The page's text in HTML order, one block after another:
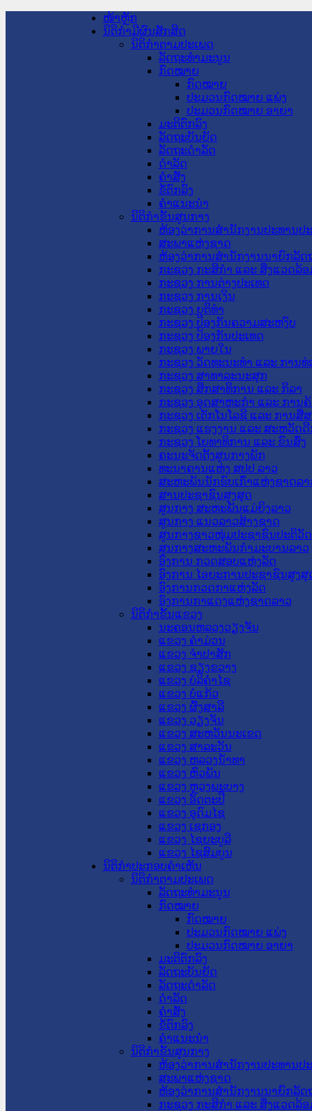
ໜ້າຫຼັກ
ນິຕິກໍາມີຜົນສັກສິດ
ນິຕິກໍາຕາມປະເພດ
ລັດຖະທໍາມະນູນ
ກົດໝາຍ
ກົດໝາຍ
ປະມວນກົດໝາຍ ແພ່ງ
ປະມວນກົດໝາຍ ອາຍາ
ມະຕິຕົກລົງ
ລັດຖະບັນຍັດ
ລັດຖະດໍາລັດ
ດໍາລັດ
ຄໍາສັ່ງ
ຂໍ້ຕົກລົງ
ຄໍາແນະນໍາ
ນິຕິກໍາຂັ້ນສູນກາງ
ຫ້ອງວ່າການສໍານັກງານປະທານປ
ສະພາແຫ່ງຊາດ
ຫ້ອງວ່າການສຳນັກງານນາຍົກລັດ
ກະຊວງ ກະສິກຳ ແລະ ສິ່ງແວດລ້ອ
ກະຊວງ ການຕ່າງປະເທດ
ກະຊວງ ການເງິນ
ກະຊວງ ຍຸຕິທໍາ
ກະຊວງ ປ້ອງກັນຄວາມສະຫງົບ
ກະຊວງ ປ້ອງກັນປະເທດ
ກະຊວງ ພາຍໃນ
ກະຊວງ ວັດທະນະທຳ ແລະ ການທ່
ກະຊວງ ສາທາລະນະສຸກ
ກະຊວງ ສຶກສາທິການ ແລະ ກິລາ
ກະຊວງ ອຸດສາຫະກຳ ແລະ ການຄ້
ກະຊວງ ເຕັກໂນໂລຊີ ແລະ ການສື່
ກະຊວງ ແຮງງານ ແລະ ສະຫວັດ
ກະຊວງ ໂຍທາທິການ ແລະ ຂົນສົ່ງ
ຄະນະຈັດຕັ້ງສູນກາງພັກ
ທະນາຄານແຫ່ງ ສປປ ລາວ
ສະຫະພັນນັກຮົບເກົ່າແຫ່ງຊາດລາ
ສານປະຊາຊົນສູງສຸດ
ສູນກາງ ສະຫະພັນແມ່ຍິງລາວ
ສູນກາງ ແນວລາວສ້າງຊາດ
ສູນກາງຊາວໜຸ່ມປະຊາຊົນປະຕິວັ
ສູນກາງສະຫະພັນກຳມະບານລາວ
ອົງການ ກວດສອບແຫ່ງລັດ
ອົງການ ໄອຍະການປະຊາຊົນສູງສຸ
ອົງການກວດກາແຫ່ງລັດ
ອົງການກາແດງແຫ່ງຊາດລາວ
ນິຕິກໍາຂັ້ນແຂວງ
ນະ​ຄອນ​ຫລວງວຽງຈັນ
ແຂວງ ຄໍາມ່ວນ
ແຂວງ ຈໍາປາສັກ
ແຂວງ ຊຽງຂວາງ
ແຂວງ ບໍລິຄໍາໄຊ
ແຂວງ ບໍ່ແກ້ວ
ແຂວງ ຜົ້ງສາລີ
ແຂວງ ວຽງຈັນ
ແຂວງ ສະຫວັນນະເຂດ
ແຂວງ ສາລະວັນ
ແຂວງ ຫລວງນໍ້າທາ
ແຂວງ ຫົວພັນ
ແຂວງ ຫຼວງພະບາງ
ແຂວງ ອັດຕະປື
ແຂວງ ອຸດົມໄຊ
ແຂວງ ເຊກອງ
ແຂວງ ໄຊຍະບູລີ
ແຂວງ ໄຊສົມບູນ
ນິຕິກໍາປະກອບຄໍາເຫັນ
ນິຕິກໍາຕາມປະເພດ
ລັດຖະທໍາມະນູນ
ກົດໝາຍ
ກົດໝາຍ
ປະມວນກົດໝາຍ ແພ່ງ
ປະມວນກົດໝາຍ ອາຍາ
ມະຕິຕົກລົງ
ລັດຖະບັນຍັດ
ລັດຖະດໍາລັດ
ດໍາລັດ
ຄໍາສັ່ງ
ຂໍ້ຕົກລົງ
ຄໍາແນະນໍາ
ນິຕິກຳຂັ້ນສູນກາງ
ຫ້ອງວ່າການສໍານັກງານປະທານປ
ສະພາແຫ່ງຊາດ
ຫ້ອງວ່າການສຳນັກງານນາຍົກລັດ
ກະຊວງ ກະສິກຳ ແລະ ສິ່ງແວດລ້ອ